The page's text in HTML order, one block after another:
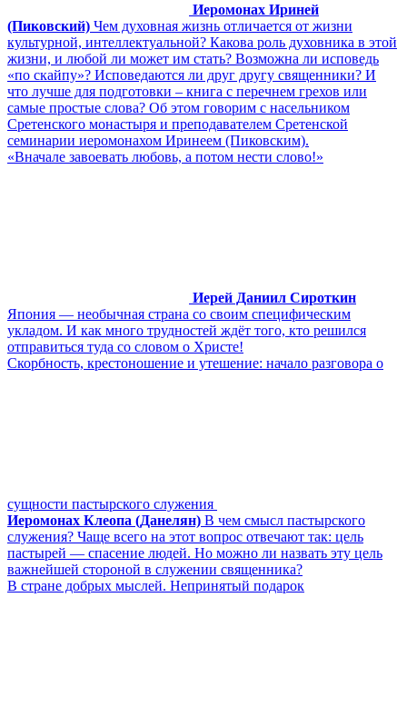
Иеромонах Ириней
(Пиковский) Чем духовная жизнь отличается от жизни
культурной, интеллектуальной? Какова роль духовника в этой
жизни, и любой ли может им стать? Возможна ли исповедь
«по скайпу»? Исповедаются ли друг другу священники? И
что лучше для подготовки – книга с перечнем грехов или
самые простые слова? Об этом говорим с насельником
Сретенского монастыря и преподавателем Сретенской
семинарии иеромонахом Иринеем (Пиковским).
«Вначале завоевать любовь, а потом нести слово!»
Иерей Даниил Сироткин
Япония ― необычная страна со своим специфическим
укладом. И как много трудностей ждёт того, кто решился
отправиться туда со словом о Христе!
Скорбность, крестоношение и утешение: начало разговора о
сущности пастырского служения
Иеромонах Клеопа (Данелян) В чем смысл пастырского
служения? Чаще всего на этот вопрос отвечают так: цель
пастырей ― спасение людей. Но можно ли назвать эту цель
важнейшей стороной в служении священника?
В стране добрых мыслей. Непринятый подарок